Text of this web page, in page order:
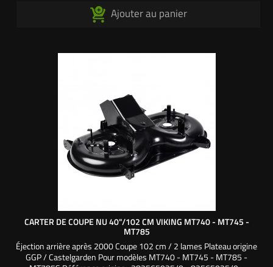
Ajouter au panier
CARTER DE COUPE NU 40"/102 CM VIKING MT740 - MT745 -
MT785
Éjection arrière après 2000 Coupe 102 cm / 2 lames Plateau origine
GGP / Castelgarden Pour modèles MT740 - MT745 - MT785 -